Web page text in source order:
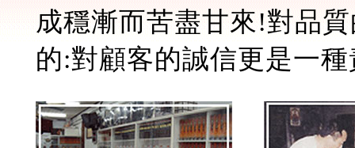
成穩漸而苦盡甘來!對品
的:對顧客的誠信更是一